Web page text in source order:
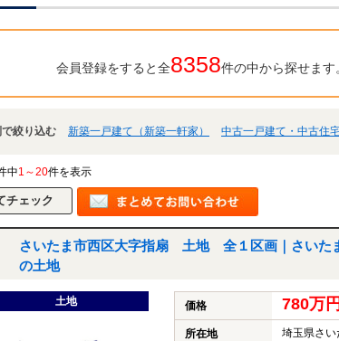
会員登録をすると全8358件の中から探せます
絞り込む 新築一戸建て（新築一軒家） 中古一戸建て・中古住
中1～20件を表示
さいたま市西区大字指扇 土地 全１区画｜さいた
の土地
土地 価格 780万円
所在地 埼玉県さい